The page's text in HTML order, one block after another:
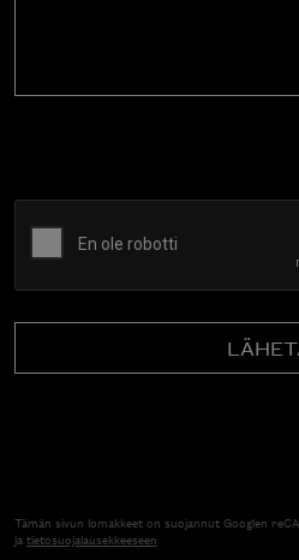
Tämän sivun lomakkeet on suojannut Googlen
jatietosuojalausekkeeseen